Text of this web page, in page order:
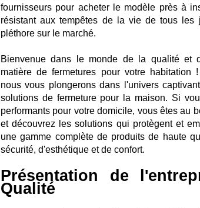
fournisseurs pour acheter le modèle près à
résistant aux tempêtes de la vie de tous les
pléthore sur le marché.
Bienvenue dans le monde de la qualité et
matière de fermetures pour votre habitation
nous vous plongerons dans l'univers
solutions de fermeture pour la maison. Si
performants pour votre domicile, vous êtes au
et découvrez les solutions qui protègent et
une gamme complète de produits de haute
sécurité, d'esthétique et de confort.
Présentation de
Qualité